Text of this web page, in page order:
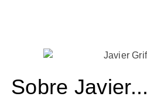
Sobre Javier...